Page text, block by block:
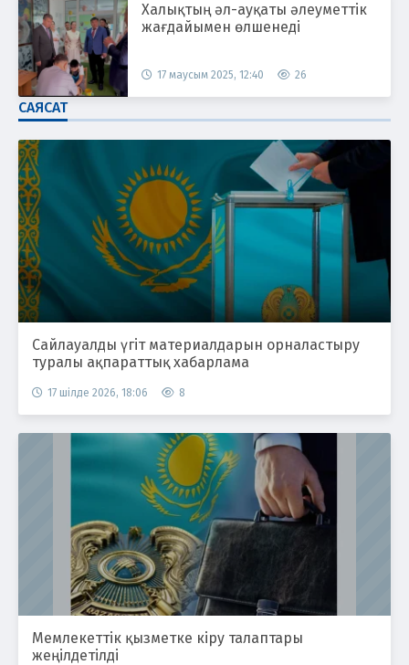
Халықтың әл-ауқаты әлеуметтік
жағдайымен өлшенеді
17 маусым 2025, 12:40 26
САЯСАТ
Сайлауалды үгіт материалдарын орналастыру
туралы ақпараттық хабарлама
17 шілде 2026, 18:06 8
Мемлекеттік қызметке кіру талаптары
жеңілдетілді